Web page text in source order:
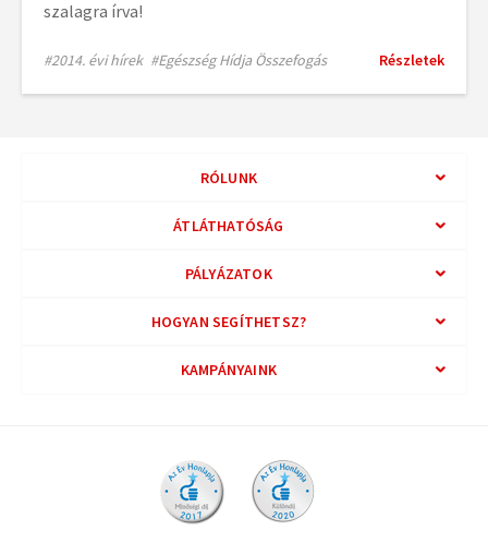
szalagra írva!
#2014. évi hírek #Egészség Hídja Összefogás Részletek
RÓLUNK
ÁTLÁTHATÓSÁG
PÁLYÁZATOK
HOGYAN SEGÍTHETSZ?
KAMPÁNYAINK